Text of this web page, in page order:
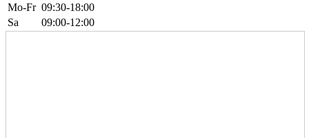
Mo-Fr 09:30-18:00
Sa
09:00-12:00